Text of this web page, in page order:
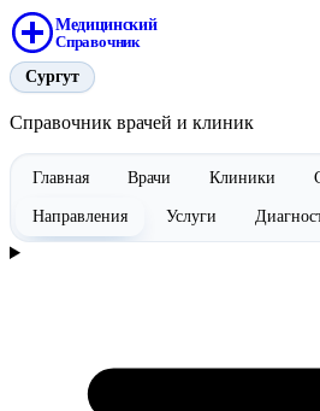
Медицинский
Справочник
Сургут
Справочник врачей и клиник
Главная Врачи Клиники
Направления Услуги